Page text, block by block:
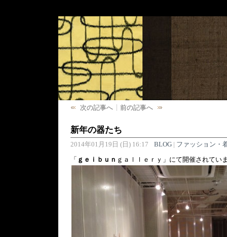
次の記事へ 前の記事へ
新年の器たち
2014年01月19日 (日) 16:17 BLOG| ファッション・
「 ｇｅｉｂｕｎ ｇａｌｌｅｒｙ」にて開催されてい